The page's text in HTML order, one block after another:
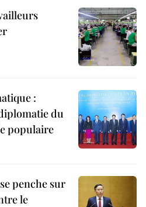
:
du
populaire
penche sur
le